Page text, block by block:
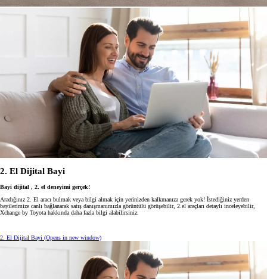
2. El Dijital Bayi
Bayi dijital , 2. el deneyimi gerçek!
Aradığınız 2. El aracı bulmak veya bilgi almak için yerinizden kalkmanıza gerek yok! İstediğiniz yerden
bayilerimize canlı bağlanarak satış danışmanımızla görüntülü görüşebilir, 2.el araçları detaylı inceleyebilir,
Xchange by Toyota hakkında daha fazla bilgi alabilirsiniz.
2. El Dijital Bayi (Opens in new window)